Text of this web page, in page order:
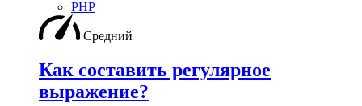
PHP
Средний
Как составить регулярное
выражение?